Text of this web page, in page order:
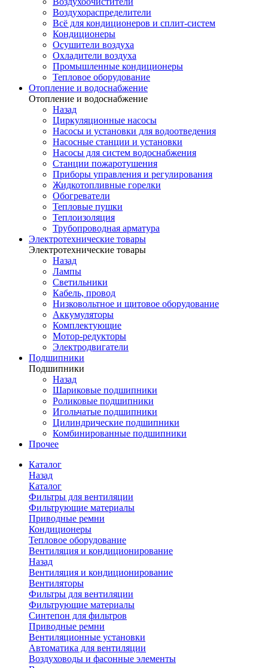
Воздухораспределители
Всё для кондиционеров и сплит-систем
Кондиционеры
Осушители воздуха
Охладители воздуха
Промышленные кондиционеры
Тепловое оборудование
Отопление и водоснабжение
Отопление и водоснабжение
Назад
Циркуляционные насосы
Насосы и установки для водоотведения
Насосные станции и установки
Насосы для систем водоснабжения
Станции пожаротушения
Приборы управления и регулирования
Жидкотопливные горелки
Обогреватели
Тепловые пушки
Теплоизоляция
Трубопроводная арматура
Электротехнические товары
Электротехнические товары
Назад
Лампы
Светильники
Кабель, провод
Низковольтное и щитовое оборудование
Аккумуляторы
Комплектующие
Мотор-редукторы
Электродвигатели
Подшипники
Подшипники
Назад
Шариковые подшипники
Роликовые подшипники
Игольчатые подшипники
Цилиндрические подшипники
Комбинированные подшипники
Прочее
Каталог
Назад
Каталог
Фильтры для вентиляции
Фильтрующие материалы
Приводные ремни
Кондиционеры
Тепловое оборудование
Вентиляция и кондиционирование
Назад
Вентиляция и кондиционирование
Вентиляторы
Фильтры для вентиляции
Фильтрующие материалы
Синтепон для фильтров
Приводные ремни
Вентиляционные установки
Автоматика для вентиляции
Воздуховоды и фасонные элементы